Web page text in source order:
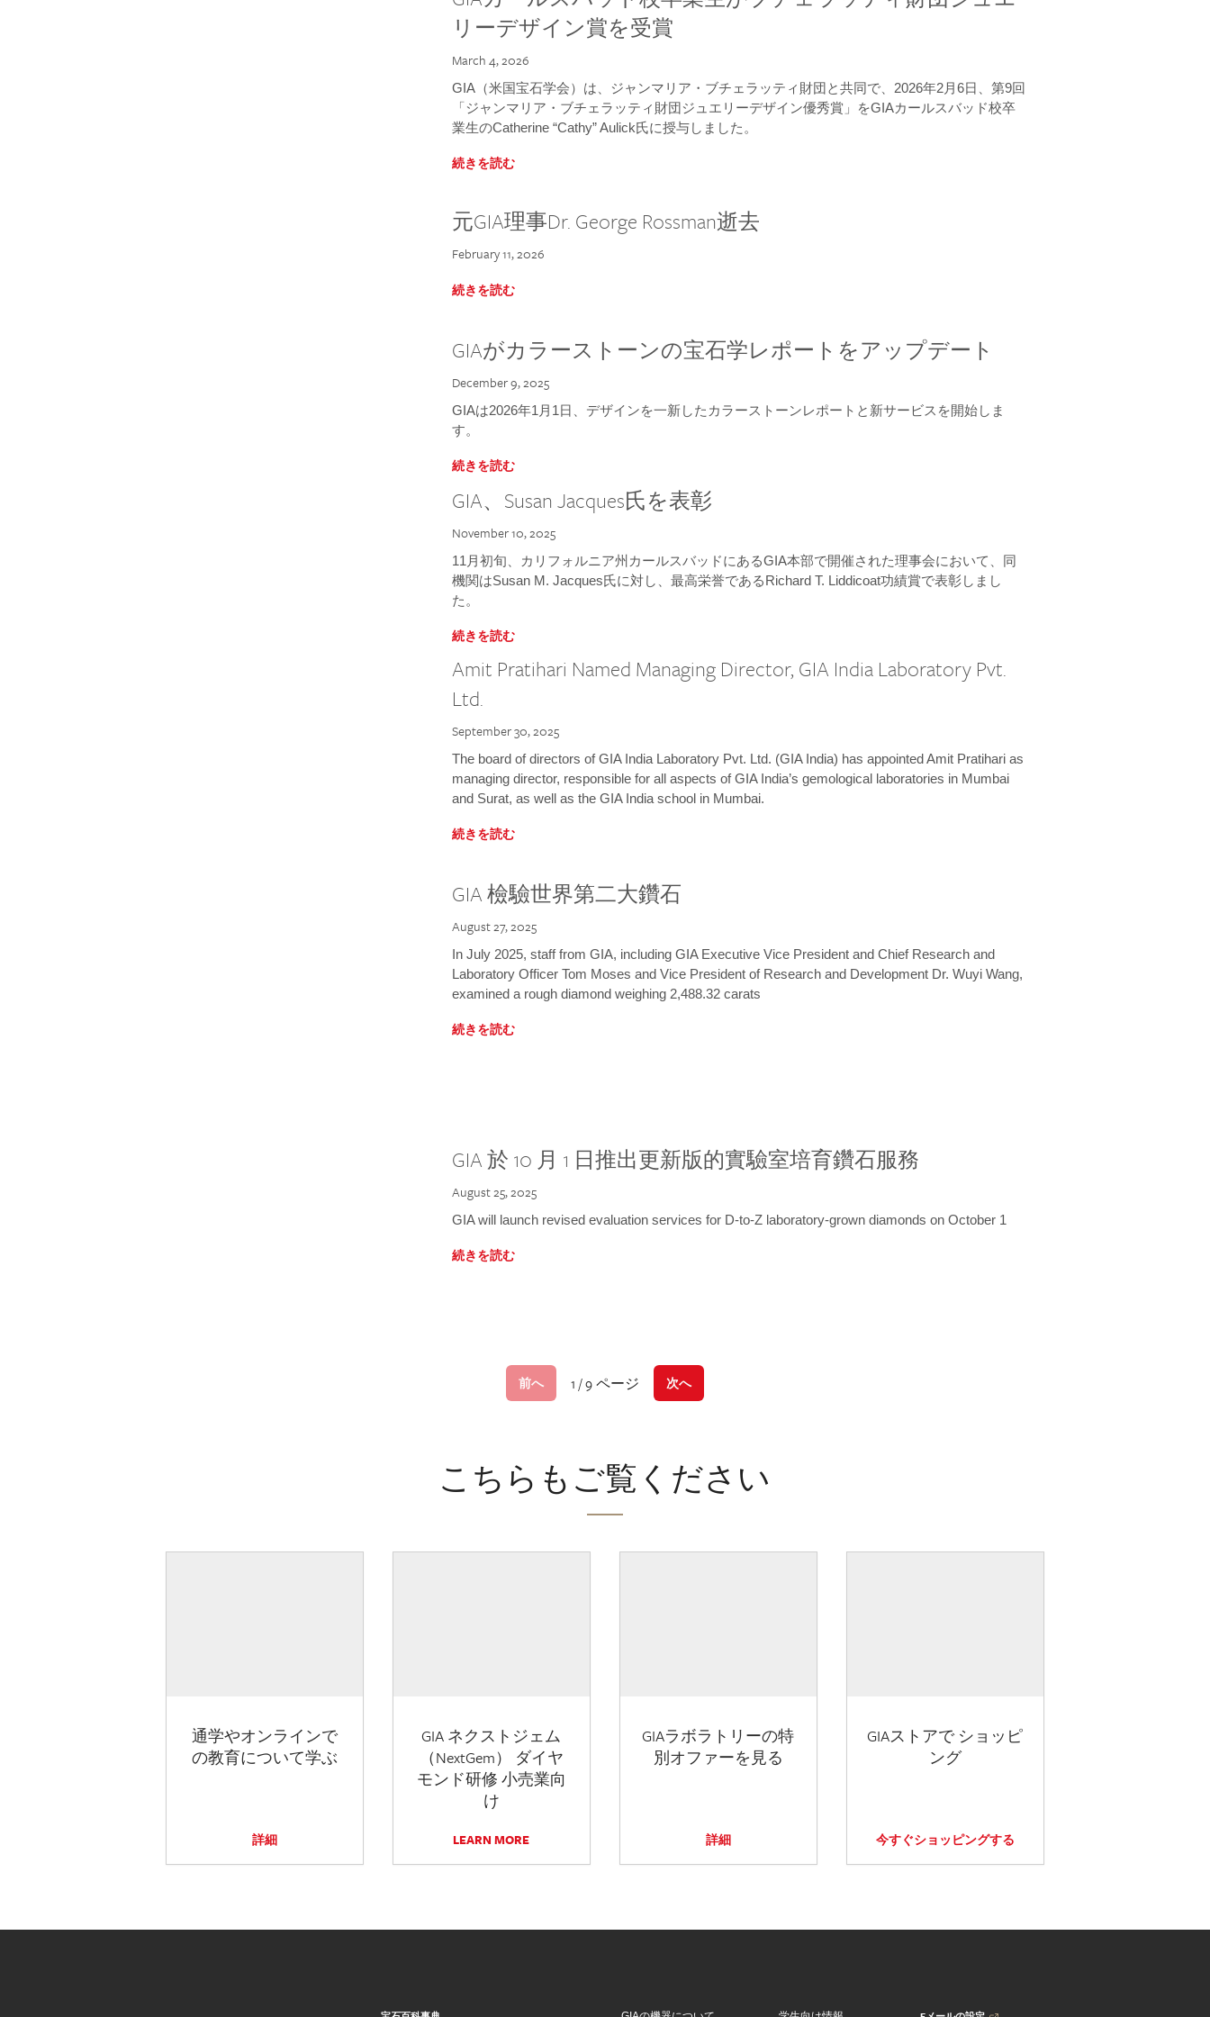
リーデザイン賞を受賞
March 4, 2026
GIA（米国宝石学会）は、ジャンマリア・ブチェラッティ財団と共同で、2026年2月6日、第9回
「ジャンマリア・ブチェラッティ財団ジュエリーデザイン優秀賞」をGIAカールスバッド校卒
業生のCatherine “Cathy” Aulick氏に授与しました。
続きを読む
元GIA理事Dr. George Rossman逝去
February 11, 2026
続きを読む
GIAがカラーストーンの宝石学レポートをアップデート
December 9, 2025
GIAは2026年1月1日、デザインを一新したカラーストーンレポートと新サービスを開始しま
す。
続きを読む
GIA、Susan Jacques氏を表彰
November 10, 2025
11月初旬、カリフォルニア州カールスバッドにあるGIA本部で開催された理事会において、同
機関はSusan M. Jacques氏に対し、最高栄誉であるRichard T. Liddicoat功績賞で表彰しまし
た。
続きを読む
Amit Pratihari Named Managing Director, GIA India Laboratory Pvt.
Ltd.
September 30, 2025
The board of directors of GIA India Laboratory Pvt. Ltd. (GIA India) has appointed Amit Pratihari as
managing director, responsible for all aspects of GIA India’s gemological laboratories in Mumbai
and Surat, as well as the GIA India school in Mumbai.
続きを読む
GIA 檢驗世界第二大鑽石
August 27, 2025
In July 2025, staff from GIA, including GIA Executive Vice President and Chief Research and
Laboratory Officer Tom Moses and Vice President of Research and Development Dr. Wuyi Wang,
examined a rough diamond weighing 2,488.32 carats
続きを読む
GIA 於 10 月 1 日推出更新版的實驗室培育鑽石服務
August 25, 2025
GIA will launch revised evaluation services for D-to-Z laboratory-grown diamonds on October 1
続きを読む
前へ 1 / 9 ページ 次へ
こちらもご覧ください
通学やオンラインで
の教育について学ぶ
詳細
GIA ネクストジェム
（NextGem） ダイヤ
モンド研修 小売業向
け
LEARN MORE
GIAラボラトリーの特
別オファーを見る
詳細
GIAストアで ショッピ
ング
今すぐショッピングする